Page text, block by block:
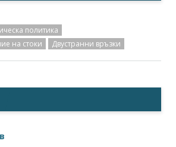
политика
на стоки
Двустранни връзки